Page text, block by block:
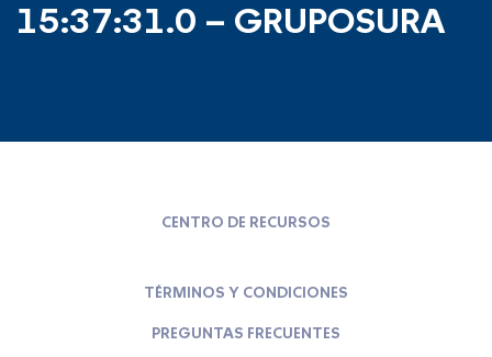
15:37:31.0 – GRUPOSURA
CENTRO DE RECURSOS
TÉRMINOS Y CONDICIONES
PREGUNTAS FRECUENTES